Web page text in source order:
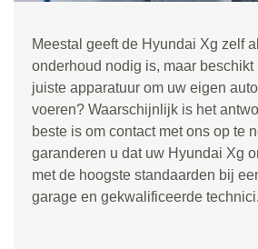
Meestal geeft de Hyundai Xg zelf
onderhoud nodig is, maar beschikt
juiste apparatuur om uw eigen
voeren? Waarschijnlijk is het
beste is om contact met ons op te
garanderen u dat uw Hyundai Xg
met de hoogste standaarden bij
garage en gekwalificeerde technici.